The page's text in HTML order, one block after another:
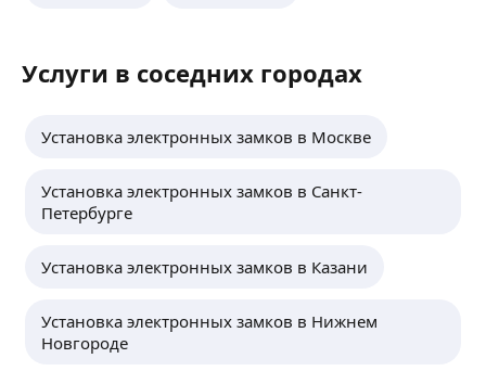
Услуги в соседних городах
Установка электронных замков в Москве
Установка электронных замков в Санкт-
Петербурге
Установка электронных замков в Казани
Установка электронных замков в Нижнем
Новгороде